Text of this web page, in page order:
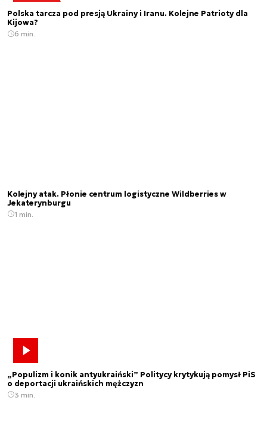
Polska tarcza pod presją Ukrainy i Iranu. Kolejne Patrioty dla
Kijowa?
6 min.
Kolejny atak. Płonie centrum logistyczne Wildberries w
Jekaterynburgu
1 min.
„Populizm i konik antyukraiński” Politycy krytykują pomysł PiS
o deportacji ukraińskich mężczyzn
3 min.